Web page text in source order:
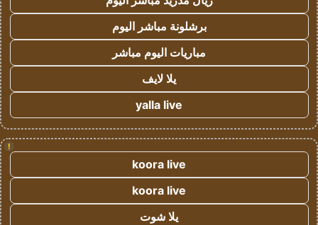
برشلونة مباشر اليوم
مباريات اليوم مباشر
يلا لايف
yalla live
!
koora live
koora live
يلا شوت